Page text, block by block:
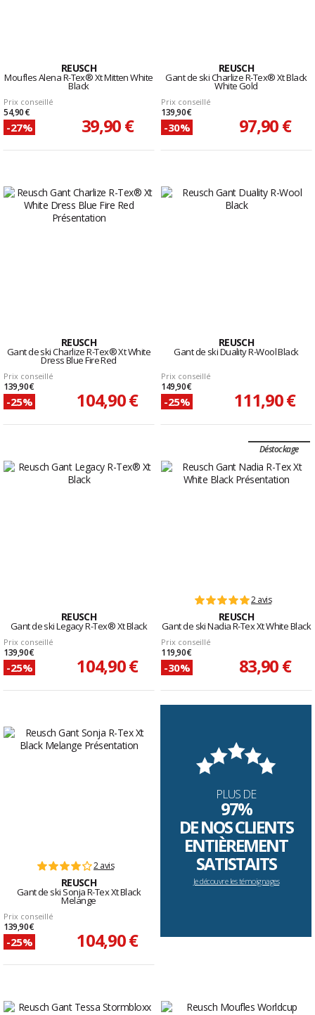
REUSCH
Moufles Alena R-Tex® Xt Mitten White
Black
Prix conseillé
54,90 €
-27% 39,90 €
REUSCH
Gant de ski Charlize R-Tex® Xt Black
White Gold
Prix conseillé
139,90 €
-30% 97,90 €
REUSCH
Gant de ski Charlize R-Tex® Xt White
Dress Blue Fire Red
Prix conseillé
139,90 €
-25% 104,90 €
REUSCH
Gant de ski Duality R-Wool Black
Prix conseillé
149,90 €
-25% 111,90 €
REUSCH
Gant de ski Legacy R-Tex® Xt Black
Prix conseillé
139,90 €
-25% 104,90 €
Déstockage
2 avis
REUSCH
Gant de ski Nadia R-Tex Xt White Black
Prix conseillé
119,90 €
-30% 83,90 €
2 avis
REUSCH
Gant de ski Sonja R-Tex Xt Black
Melange
Prix conseillé
139,90 €
-25% 104,90 €
PLUS DE
97%
DE NOS CLIENTS
ENTIÈREMENT
SATISTAITS
Je découvre les témoignages